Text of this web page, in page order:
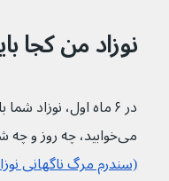
نوزاد من کجا
در ۶ ماه اول، نوزاد
می‌خوابید، چه روز و چه شب. این می‌تواند
(سندرم مرگ ناگهانی